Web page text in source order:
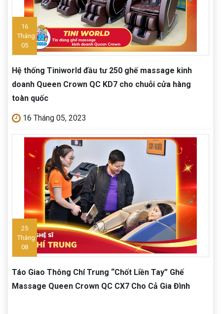
16
Tháng
05
Hệ thống Tiniworld đầu tư 250 ghế massage kinh
doanh Queen Crown QC KD7 cho chuỗi cửa hàng
toàn quốc
16 Tháng 05, 2023
25
Tháng
08
Táo Giao Thông Chí Trung “Chốt Liền Tay” Ghế
Massage Queen Crown QC CX7 Cho Cả Gia Đình